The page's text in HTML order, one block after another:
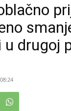
drugoj